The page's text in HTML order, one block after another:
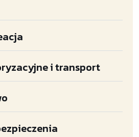
i transport